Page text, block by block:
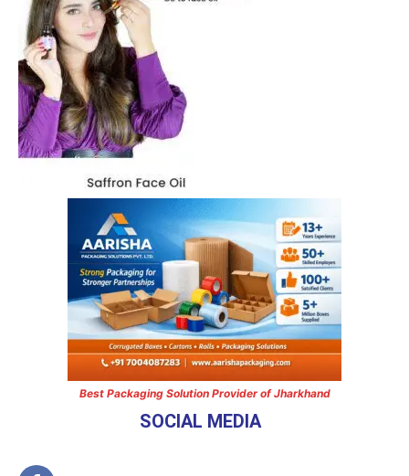
Best Packaging Solution Provider of Jharkhand
SOCIAL MEDIA